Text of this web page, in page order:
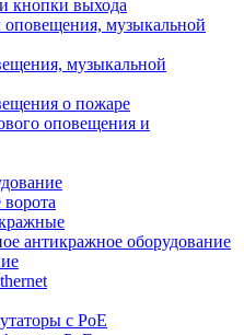
кнопки выхода
оповещения, музыкальной
музыкальной
о пожаре
оповещения и
антикражное оборудование
с РоЕ